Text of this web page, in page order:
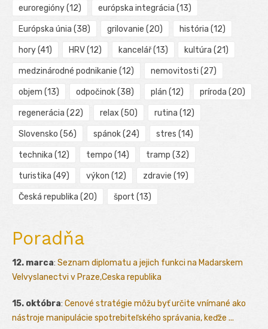
euroregióny(12) európska integrácia (13)
Európska únia (38) grilovanie (20) história (12)
hory(41) HRV(12) kancelář(13) kultúra (21)
medzinárodné podnikanie (12) nemovitosti (27)
objem (13) odpočinok(38) plán (12) príroda (20)
regenerácia (22) relax (50) rutina (12)
Slovensko (56) spánok(24) stres (14)
technika (12) tempo (14) tramp (32)
turistika (49) výkon (12) zdravie (19)
Česká republika (20) šport (13)
Poradňa
12. marca: Seznam diplomatu a jejich funkci na Madarskem
Velvyslanectvi v Praze,Ceska republika
15. októbra: Cenové stratégie môžu byť určite vnímané ako
nástroje manipulácie spotrebiteľského správania, keďže ...